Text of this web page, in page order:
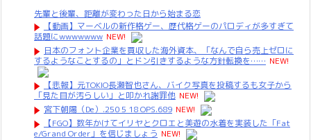
先輩と後輩、距離が変わった日から始まる恋
【動画】マーベルの新作格ゲー、歴代格ゲーのパロディが多すぎて
話題にwwwwwww NEW!
日本のフォント企業を買収した海外資本、「なんで自ら売上ゼロに
するようなことするの」とドン引きするような方針転換を…… NEW!
【悲報】元TOKIO長瀬智也さん、バイク写真を投稿するも女子から
「見た目が汚らしい」と叩かれ謝罪他 NEW!
宮下朝陽（De）.250 5 18 OPS.689 NEW!
【FGO】数年かけてイリヤとクロエと美遊の水着を実装した「Fat
e/Grand Order」を信じましょう NEW!